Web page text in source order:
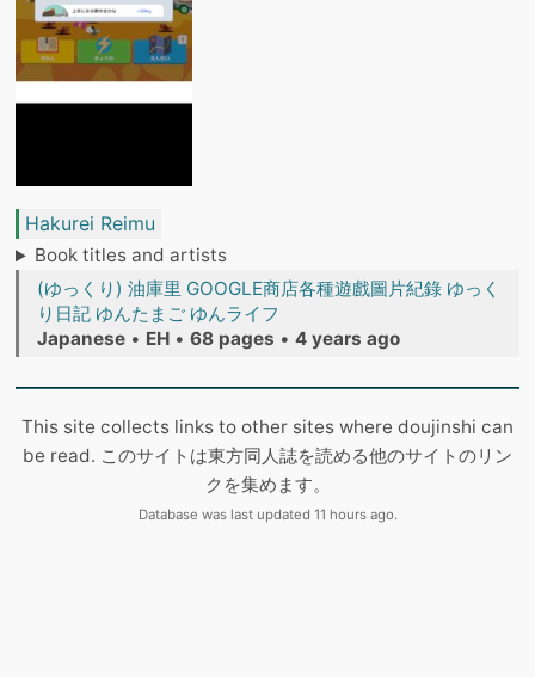
Hakurei Reimu
Book titles and artists
(ゆっくり) 油庫里 GOOGLE商店各種遊戲圖片紀錄 ゆっく
り日記 ゆんたまご ゆんライフ
Japanese • EH • 68 pages • 4 years ago
This site collects links to other sites where doujinshi can
be read. このサイトは東方同人誌を読める他のサイトのリン
クを集めます。
Database was last updated 11 hours ago.